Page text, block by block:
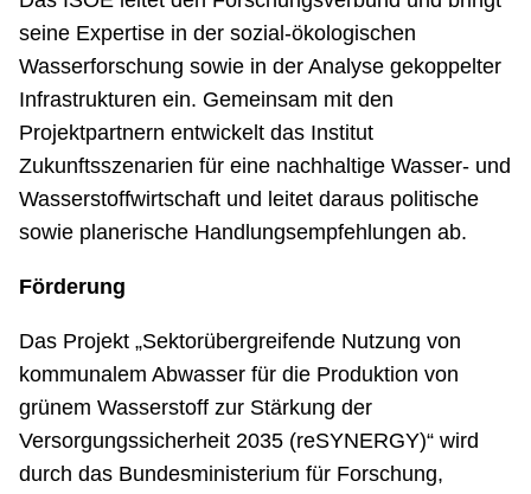
seine Expertise in der sozial-ökologischen
Wasserforschung sowie in der Analyse gekoppelter
Infrastrukturen ein. Gemeinsam mit den
Projektpartnern entwickelt das Institut
Zukunftsszenarien für eine nachhaltige Wasser- und
Wasserstoffwirtschaft und leitet daraus politische
sowie planerische Handlungsempfehlungen ab.
Förderung
Das Projekt „Sektorübergreifende Nutzung von
kommunalem Abwasser für die Produktion von
grünem Wasserstoff zur Stärkung der
Versorgungssicherheit 2035 (reSYNERGY)“ wird
durch das Bundesministerium für Forschung,